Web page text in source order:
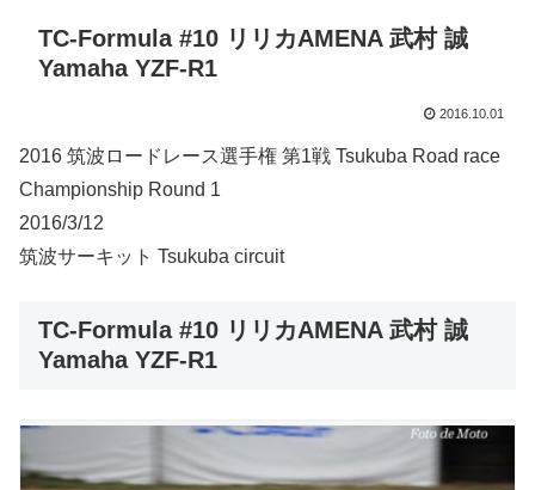
TC-Formula #10 リリカAMENA 武村 誠
Yamaha YZF-R1
2016.10.01
2016 筑波ロードレース選手権 第1戦 Tsukuba Road race
Championship Round 1
2016/3/12
筑波サーキット Tsukuba circuit
TC-Formula #10 リリカAMENA 武村 誠
Yamaha YZF-R1